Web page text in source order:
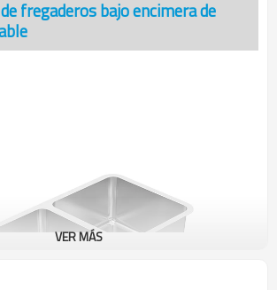
fregaderos bajo encimera de
VER MÁS